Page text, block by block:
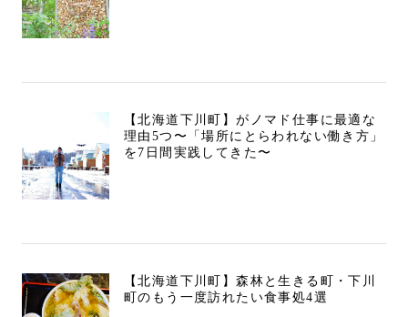
【北海道下川町】がノマド仕事に最適な
理由5つ〜「場所にとらわれない働き方」
を7日間実践してきた〜
【北海道下川町】森林と生きる町・下川
町のもう一度訪れたい食事処4選